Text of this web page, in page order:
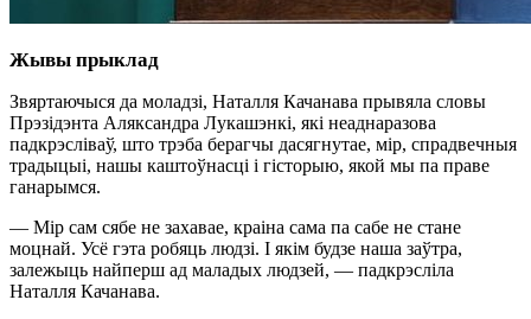
Жывы прыклад
Звяртаючыся да моладзі, Наталля Качанава прывяла словы
Прэзідэнта Аляксандра Лукашэнкі, які неаднаразова
падкрэсліваў, што трэба берагчы дасягнутае, мір, спрадвечныя
традыцыі, нашы каштоўнасці і гісторыю, якой мы па праве
ганарымся.
— Мір сам сябе не захавае, краіна сама па сабе не стане
моцнай. Усё гэта робяць людзі. І якім будзе наша заўтра,
залежыць найперш ад маладых людзей, — падкрэсліла
Наталля Качанава.